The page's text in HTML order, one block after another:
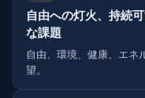
自由への灯火、持続
な課題
自由、環境、健康、エネ
望。